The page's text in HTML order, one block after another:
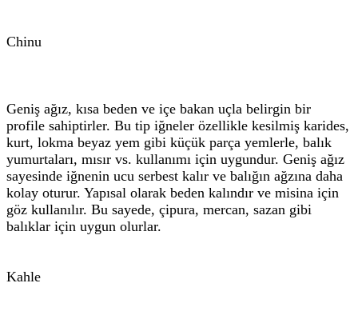
Chinu
Geniş ağız, kısa beden ve içe bakan uçla belirgin bir
profile sahiptirler. Bu tip iğneler özellikle kesilmiş karides,
kurt, lokma beyaz yem gibi küçük parça yemlerle, balık
yumurtaları, mısır vs. kullanımı için uygundur. Geniş ağız
sayesinde iğnenin ucu serbest kalır ve balığın ağzına daha
kolay oturur. Yapısal olarak beden kalındır ve misina için
göz kullanılır. Bu sayede, çipura, mercan, sazan gibi
balıklar için uygun olurlar.
Kahle